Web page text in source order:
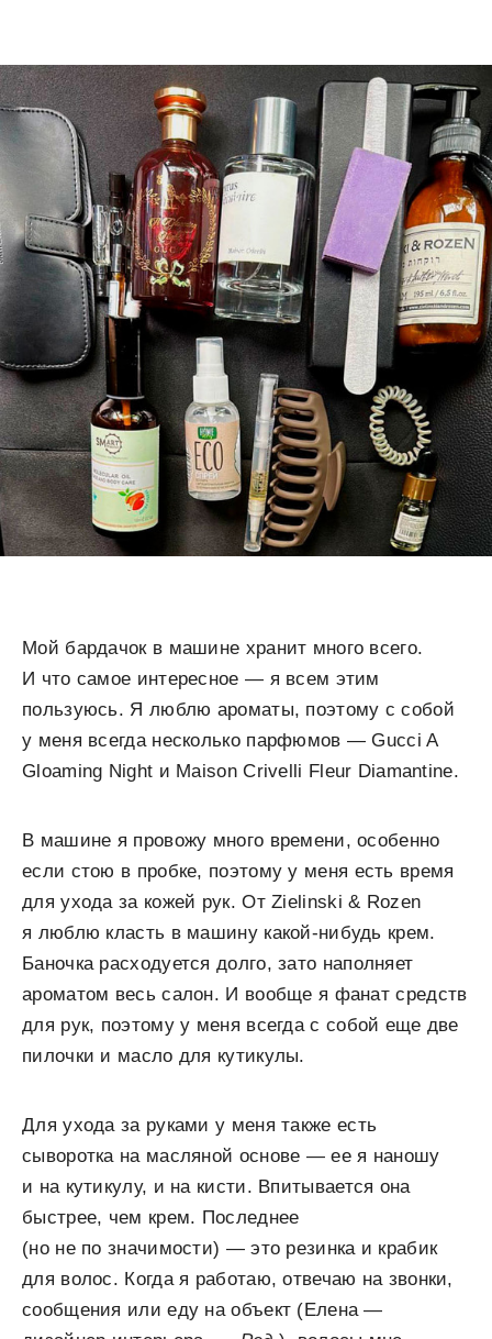
Мой бардачок в машине хранит много всего.
И что самое интересное — я всем этим
пользуюсь. Я люблю ароматы, поэтому с собой
у меня всегда несколько парфюмов — Gucci A
Gloaming Night и Maison Crivelli Fleur Diamantine.
В машине я провожу много времени, особенно
если стою в пробке, поэтому у меня есть время
для ухода за кожей рук. От Zielinski & Rozen
я люблю класть в машину какой-нибудь крем.
Баночка расходуется долго, зато наполняет
ароматом весь салон. И вообще я фанат средств
для рук, поэтому у меня всегда с собой еще две
пилочки и масло для кутикулы.
Для ухода за руками у меня также есть
сыворотка на масляной основе — ее я наношу
и на кутикулу, и на кисти. Впитывается она
быстрее, чем крем. Последнее
(но не по значимости) — это резинка и крабик
для волос. Когда я работаю, отвечаю на звонки,
сообщения или еду на объект (Елена —